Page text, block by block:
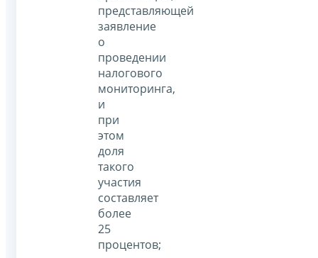
представляющей
заявление
о
проведении
налогового
мониторинга,
и
при
этом
доля
такого
участия
составляет
более
25
процентов;